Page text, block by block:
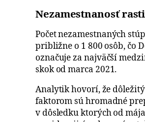
Nezamestnanosť
Počet nezamestnaných
približne o 1 800 osôb, čo
označuje za najväčší
skok od marca 2021.
Analytik hovorí, že
faktorom sú hromadné
v dôsledku ktorých od